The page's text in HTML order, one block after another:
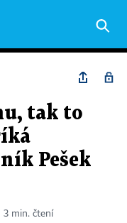
tak to
Pešek
3 min. čtení